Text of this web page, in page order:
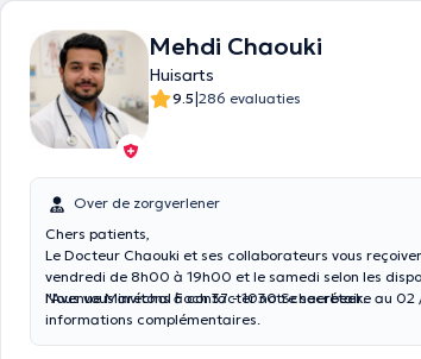
Mehdi Chaouki
Huisarts
9.5|286 evaluaties
Over de zorgverlener
Chers patients,
Le Docteur Chaouki et ses collaborateurs vous
vendredi de 8h00 à 19h00 et le samedi selon les
l'Avenue Maréchal Foch 37 - 1030 Schaerbeek.
Nous vous invitons à contacter notre secrétaire au
informations complémentaires.